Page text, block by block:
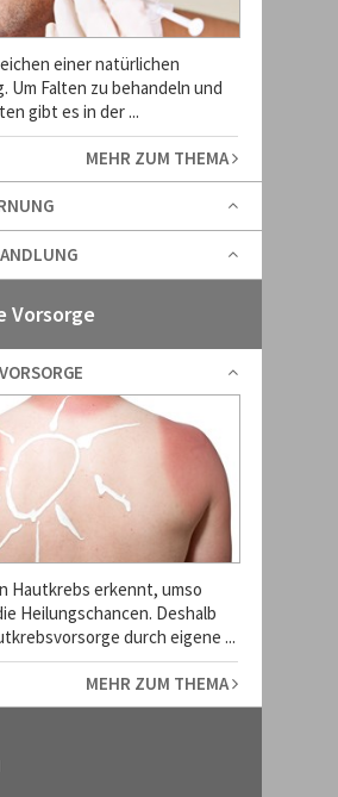
einer natürlichen
Um Falten zu behandeln und
gibt es in der ...
MEHR ZUM THEMA
Vorsorge
Hautkrebs erkennt, umso
Heilungschancen. Deshalb
durch eigene ...
MEHR ZUM THEMA